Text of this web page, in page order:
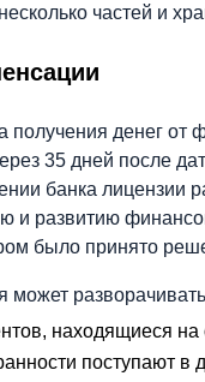
частей и
денег от
35 дней после
банка лицензии
и развитию
было принято
может
находящиеся
поступают в